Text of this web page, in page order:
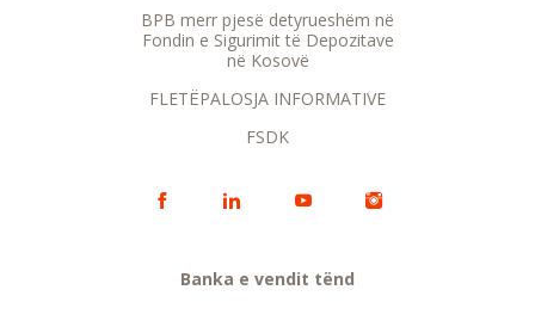
BPB merr pjesë detyrueshëm në
Fondin e Sigurimit të Depozitave
në Kosovë
FLETËPALOSJA INFORMATIVE
FSDK
Banka e vendit tënd